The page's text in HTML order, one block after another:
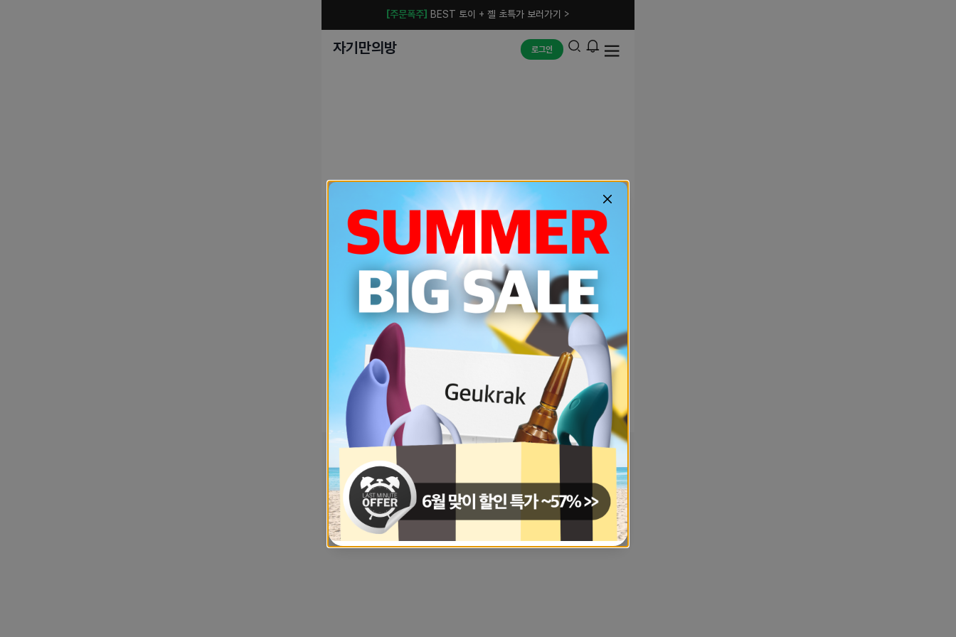
[주문폭주] BEST 토이 + 젤 초특가 보러가기 >
자기만의방 로그인
예상치 못한 에러입니다.